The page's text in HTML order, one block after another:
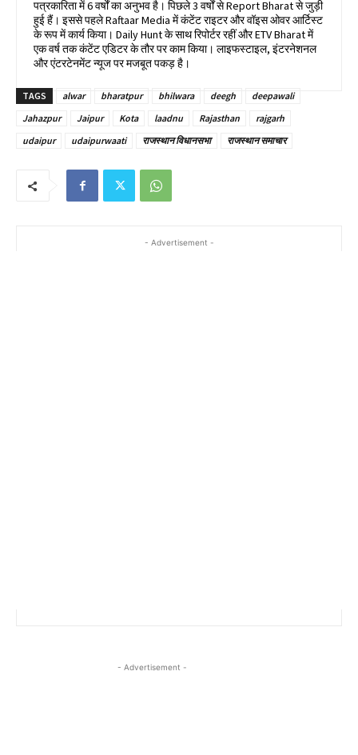
पत्रकारिता में 6 वर्षों का अनुभव है। पिछले 3 वर्षों से Report Bharat से जुड़ी
हुई हैं। इससे पहले Raftaar Media में कंटेंट राइटर और वॉइस ओवर आर्टिस्ट
के रूप में कार्य किया। Daily Hunt के साथ रिपोर्टर रहीं और ETV Bharat में
एक वर्ष तक कंटेंट एडिटर के तौर पर काम किया। लाइफस्टाइल, इंटरनेशनल
और एंटरटेनमेंट न्यूज पर मजबूत पकड़ है।
TAGS alwar bharatpur bhilwara deegh
deepawali
Jahazpur
Jaipur Kota laadnu Rajasthan
rajgarh
udaipur
udaipurwaati राजस्थान विधानसभा राजस्थान समाचार
- Advertisement -
- Advertisement -